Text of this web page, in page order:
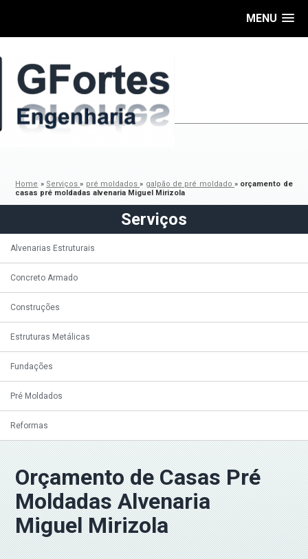
MENU
Home » Serviços» pré moldados» galpão de pré moldado » orçamento de
casas pré moldadas alvenaria Miguel Mirizola
Serviços
Alvenarias Estruturais
Concreto Armado
Construções
Estruturas Metálicas
Fundações
Pré Moldados
Reformas
Orçamento de Casas Pré
Moldadas Alvenaria
Miguel Mirizola